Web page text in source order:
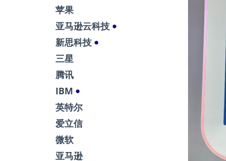
苹果
亚马逊云科技
新思科技
三星
腾讯
IBM
英特尔
爱立信
微软
亚马逊